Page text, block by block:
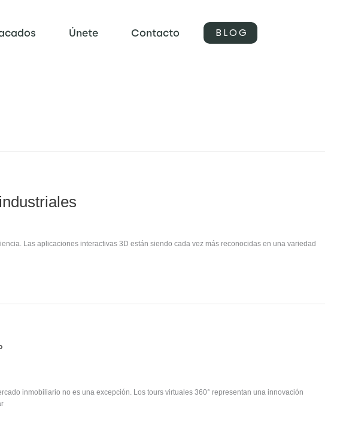
Únete Contacto BLOG
Las aplicaciones interactivas 3D están siendo cada vez más reconocidas en una variedad
inmobiliario no es una excepción. Los tours virtuales 360° representan una innovación